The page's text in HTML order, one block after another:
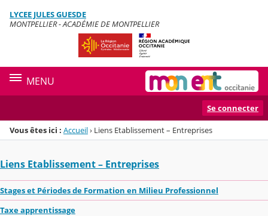
Menu de la rubrique
Contenu
LYCEE JULES GUESDE
MONTPELLIER - ACADÉMIE DE MONTPELLIER
MENU
Se connecter
Vous êtes ici : Accueil› Liens Etablissement – Entreprises
Liens Etablissement – Entreprises
Stages et Périodes de Formation en Milieu Professionnel
Taxe apprentissage